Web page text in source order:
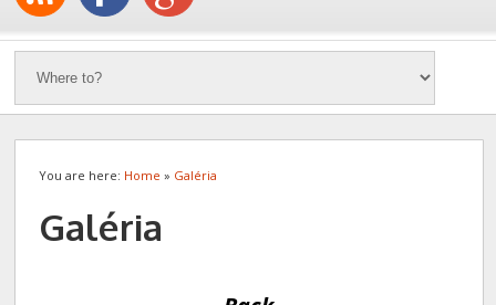
You are here: Home » Galéria
Galéria